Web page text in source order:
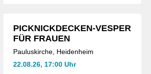
PICKNICKDECKEN-VESPER
FÜR FRAUEN
Pauluskirche, Heidenheim
22.08.26, 17:00 Uhr